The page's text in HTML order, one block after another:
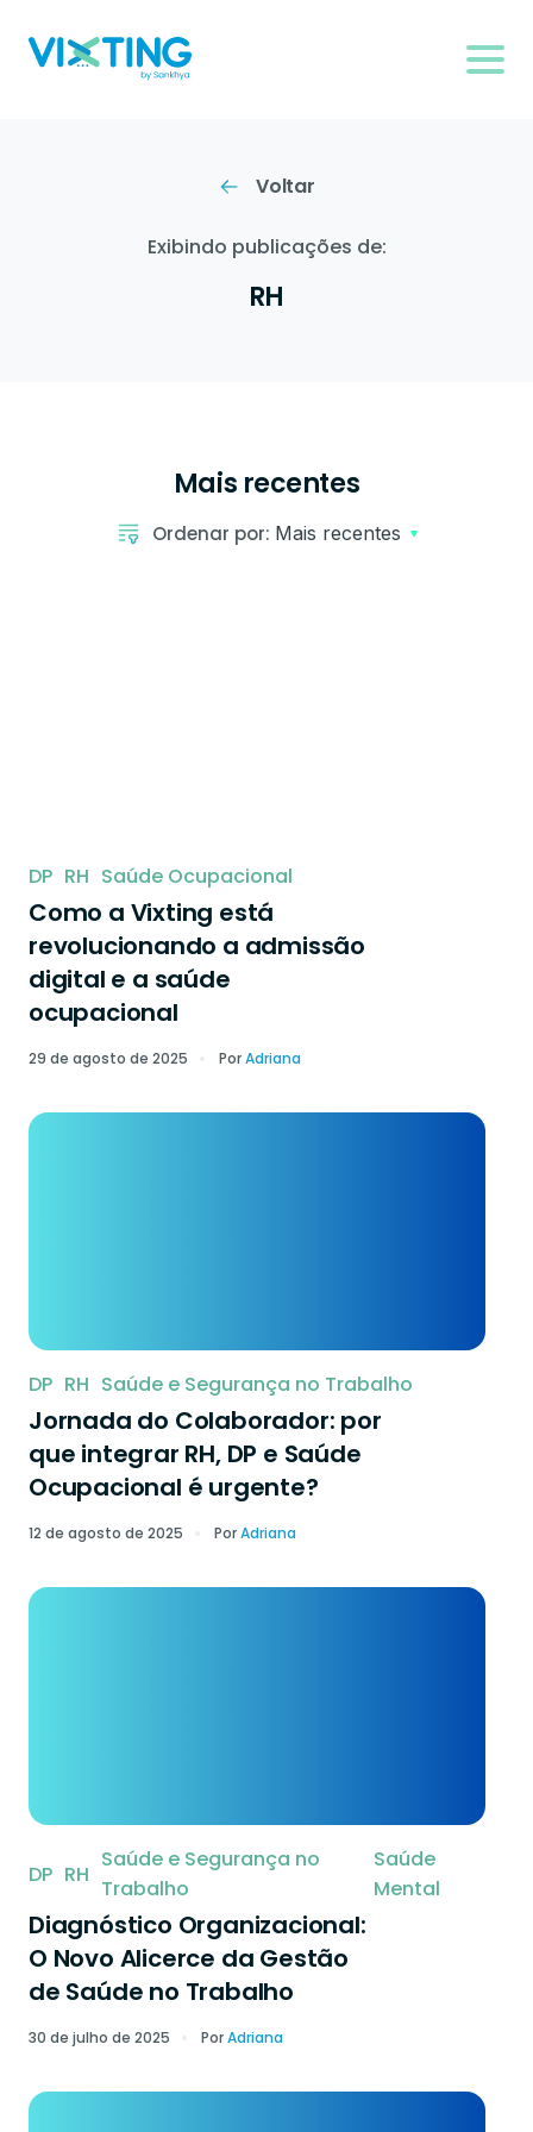
Exibindo publicações de:
RH
Voltar
Mais recentes
Ordenar por: Mais recentes
DP RH Saúde Ocupacional
Como a Vixting está
revolucionando a admissão
digital e a saúde
ocupacional
29 de agosto de 2025 PorAdriana
DP RH Saúde e Segurança no Trabalho
Jornada do Colaborador: por
que integrar RH, DP e Saúde
Ocupacional é urgente?
12 de agosto de 2025 PorAdriana
DP RH
Saúde e Segurança no
Trabalho
Saúde
Mental
Diagnóstico Organizacional:
O Novo Alicerce da Gestão
de Saúde no Trabalho
30 de julho de 2025 PorAdriana